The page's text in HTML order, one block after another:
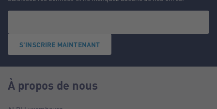
S'INSCRIRE MAINTENANT
À propos de nous